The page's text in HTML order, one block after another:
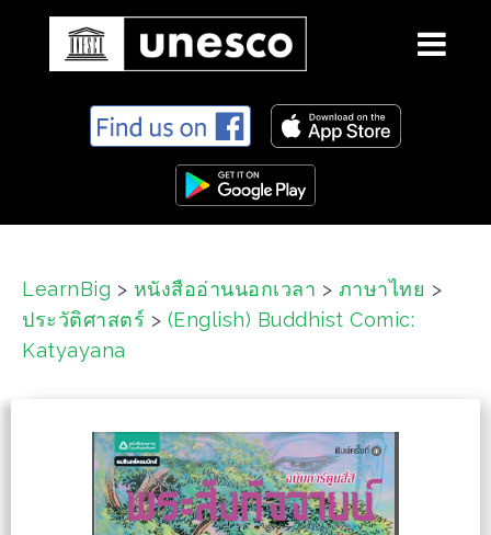
n
LearnBig > หนังสืออ่านนอกเวลา > ภาษาไทย >
ประวัติศาสตร์ > (English) Buddhist Comic:
Katyayana